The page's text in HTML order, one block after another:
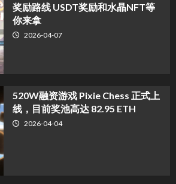
奖励路线 USDT奖励和水晶NFT等
你来拿
2026-04-07
520W融资游戏 Pixie Chess 正式上
线，目前奖池高达 82.95 ETH
2026-04-04